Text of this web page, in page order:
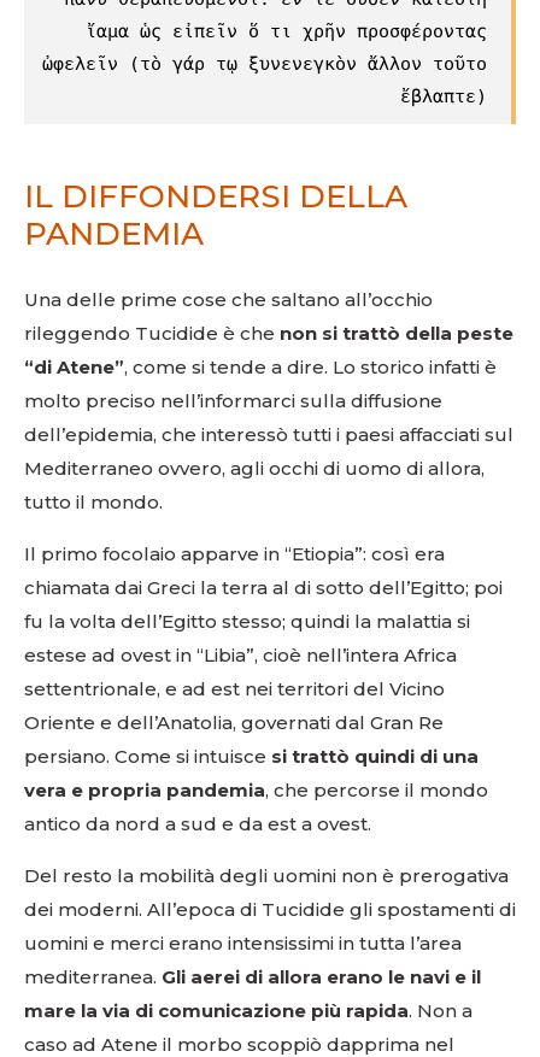
ἴαμα ὡς εἰπεῖν ὅ τι χρῆν προσφέροντας
ὠφελεῖν (τὸ γάρ τῳ ξυνενεγκὸν ἄλλον τοῦτο
ἔβλαπτε)
IL DIFFONDERSI DELLA
PANDEMIA
Una delle prime cose che saltano all’occhio
rileggendo Tucidide è che non si trattò della peste
“di Atene”, come si tende a dire. Lo storico infatti è
molto preciso nell’informarci sulla diffusione
dell’epidemia, che interessò tutti i paesi affacciati sul
Mediterraneo ovvero, agli occhi di uomo di allora,
tutto il mondo.
Il primo focolaio apparve in “Etiopia”: così era
chiamata dai Greci la terra al di sotto dell’Egitto; poi
fu la volta dell’Egitto stesso; quindi la malattia si
estese ad ovest in “Libia”, cioè nell’intera Africa
settentrionale, e ad est nei territori del Vicino
Oriente e dell’Anatolia, governati dal Gran Re
persiano. Come si intuisce si trattò quindi di una
vera e propria pandemia, che percorse il mondo
antico da nord a sud e da est a ovest.
Del resto la mobilità degli uomini non è prerogativa
dei moderni. All’epoca di Tucidide gli spostamenti di
uomini e merci erano intensissimi in tutta l’area
mediterranea. Gli aerei di allora erano le navi e il
mare la via di comunicazione più rapida. Non a
caso ad Atene il morbo scoppiò dapprima nel